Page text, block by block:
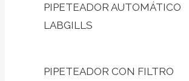
PIPETEADOR AUTOMÁTICO
LABGILLS
PIPETEADOR CON FILTRO